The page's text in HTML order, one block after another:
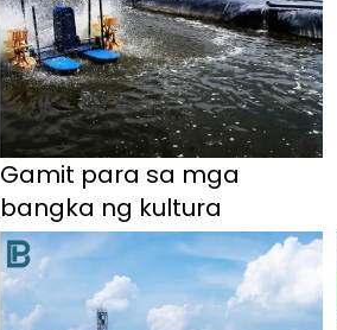
Gamit para sa mga
bangka ng kultura